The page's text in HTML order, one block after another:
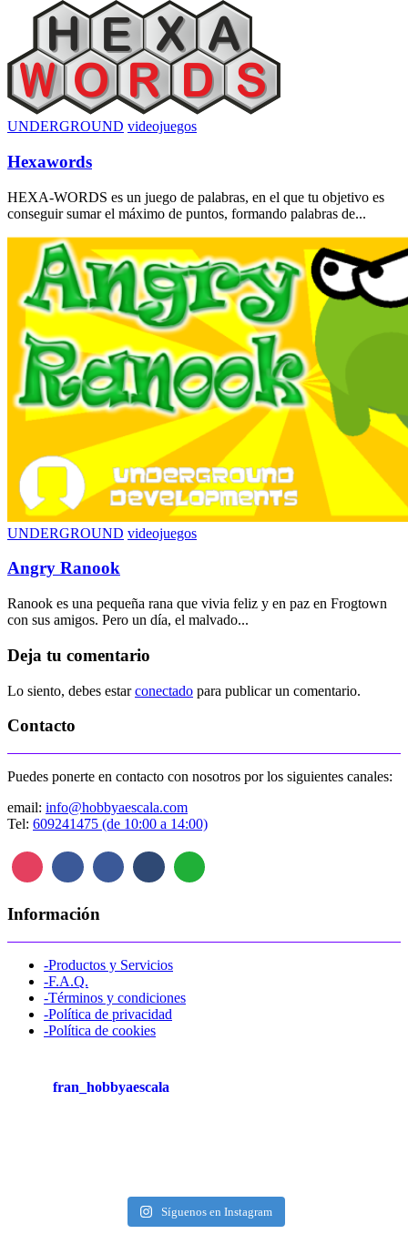
UNDERGROUND videojuegos
Hexawords
HEXA-WORDS es un juego de palabras, en el que tu objetivo es
conseguir sumar el máximo de puntos, formando palabras de...
UNDERGROUND videojuegos
Angry Ranook
Ranook es una pequeña rana que vivia feliz y en paz en Frogtown
con sus amigos. Pero un día, el malvado...
Deja tu comentario
Lo siento, debes estarconectado para publicar un comentario.
Contacto
Puedes ponerte en contacto con nosotros por los siguientes canales:
email: info@hobbyaescala.com
Tel: 609241475 (de 10:00 a 14:00)
Información
-Productos y Servicios
-F.A.Q.
-Términos y condiciones
-Política de privacidad
-Política de cookies
fran_hobbyaescala
Síguenos en Instagram